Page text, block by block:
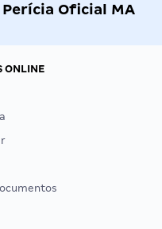
Oficial MA
ONLINE